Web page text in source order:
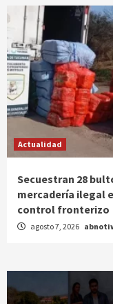
Actualidad
Secuestran 28
mercadería ilegal
control fronterizo
agosto 7, 2026